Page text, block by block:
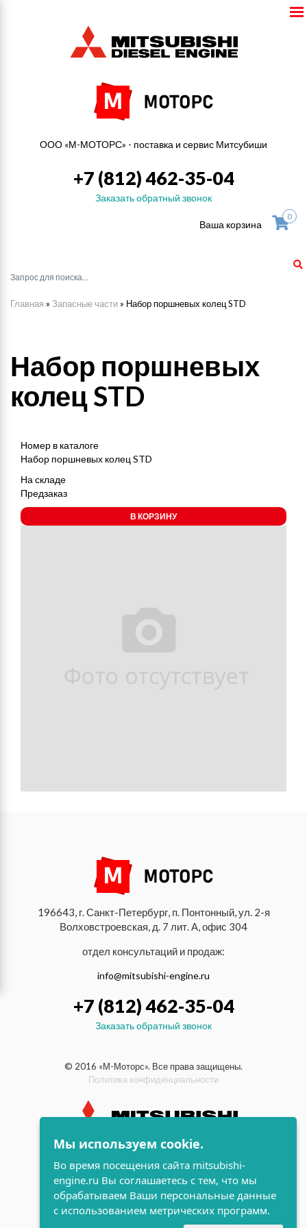
ООО «М-МОТОРС» - поставка и сервис Митсубиши
+7 (812) 462-35-04
Заказать обратный звонок
Ваша корзина
0
Главная » Запасные части » Набор поршневых колец STD
Набор поршневых
колец STD
Номер в каталоге
Набор поршневых колец STD
На складе
Предзаказ
В КОРЗИНУ
196643, г. Санкт-Петербург, п. Понтонный, ул. 2-я
Волховстроевская, д. 7 лит. А, офис 304
отдел консультаций и продаж:
info@mitsubishi-engine.ru
+7 (812) 462-35-04
Заказать обратный звонок
© 2016 «М-Моторс». Все права защищены.
Политика конфиденциальности
индустриальные и морские
дизельные двигатели Mitsubishi
разработка сайта
Мы используем cookie.
Во время посещения сайта mitsubishi-
engine.ru Вы соглашаетесь с тем, что мы
обрабатываем Ваши персональные данные
с использованием метрических программ.